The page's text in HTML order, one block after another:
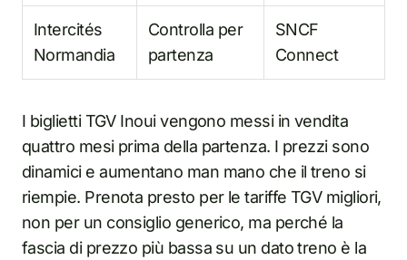
Intercités
Normandia
Controlla per
partenza
SNCF
Connect
I biglietti TGV Inoui vengono messi in vendita
quattro mesi prima della partenza. I prezzi sono
dinamici e aumentano man mano che il treno si
riempie. Prenota presto per le tariffe TGV migliori,
non per un consiglio generico, ma perché la
fascia di prezzo più bassa su un dato treno è la